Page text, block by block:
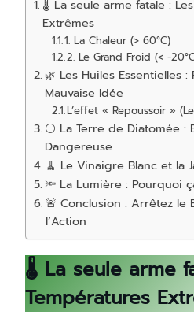
🌡️ La seule arme fatale :
Extrêmes
1. La Chaleur (> 60°C)
2. Le Grand Froid (< -
🌿 Les Huiles Essentielles
Mauvaise Idée
L’effet « Repoussoir »
⚪ La Terre de Diatomée :
Dangereuse
🧹 Le Vinaigre Blanc et la
🔦 La Lumière : Pourquoi
🚨 Conclusion : Arrêtez le
l’Action
🌡️ La seule arme
Températures